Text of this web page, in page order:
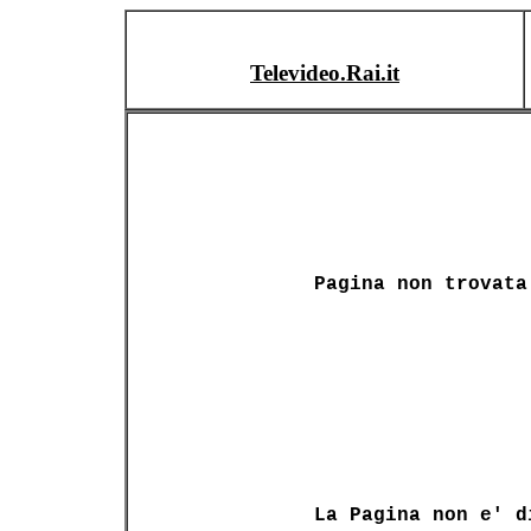
Televideo.Rai.it
Pagina non trovata
La Pagina non e'